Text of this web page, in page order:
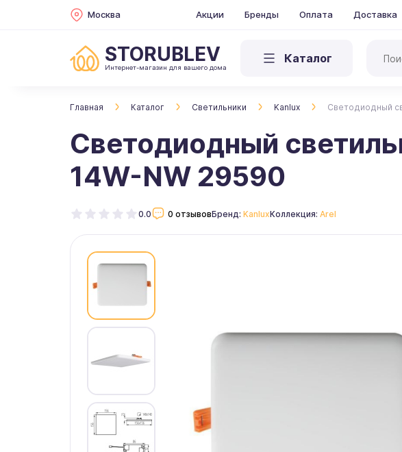
Москва Акции Бренды Оплата Доставка
STORUBLEV
Интернет-магазин для вашего дома
Каталог
Главная Каталог Светильники Kanlux Светодиодный
Светодиодный
14W-NW 29590
0.0 0 отзывовБренд: KanluxКоллекция: Arel